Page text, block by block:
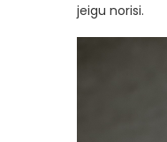
jeigu norisi.